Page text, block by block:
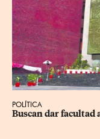
POLÍTICA
Buscan dar facultad